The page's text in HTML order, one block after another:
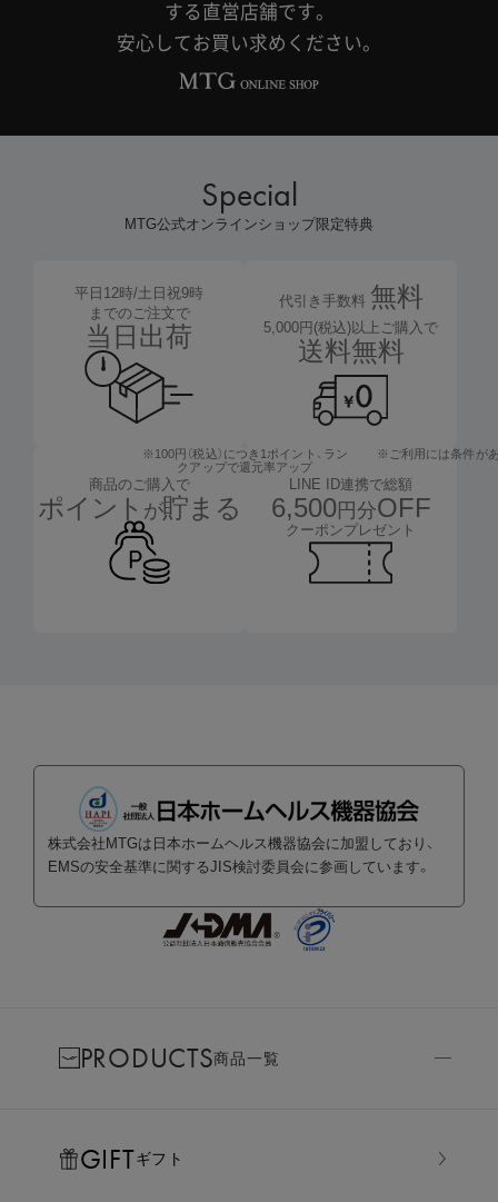
する直営店舗です。
安心してお買い求めください。
Special
MTG公式オンラインショップ限定特典
平日12時/土日祝9時
までのご注文で
当日出荷
代引き手数料 無料
5,000円(税込)以上ご購入で
送料無料
商品のご購入で
ポイント が貯まる
※100円（税込）につき1ポイント、 ラン
クアップで還元率アップ
LINE ID連携で総額
6,500円分OFF
クーポンプレゼント
※ご利用には条件が
株式会社MTGは日本ホームヘルス機器協会に加盟しており、
EMSの安全基準に関するJIS検討委員会に参画しています。
PRODUCTS商品一覧
GIFTギフト